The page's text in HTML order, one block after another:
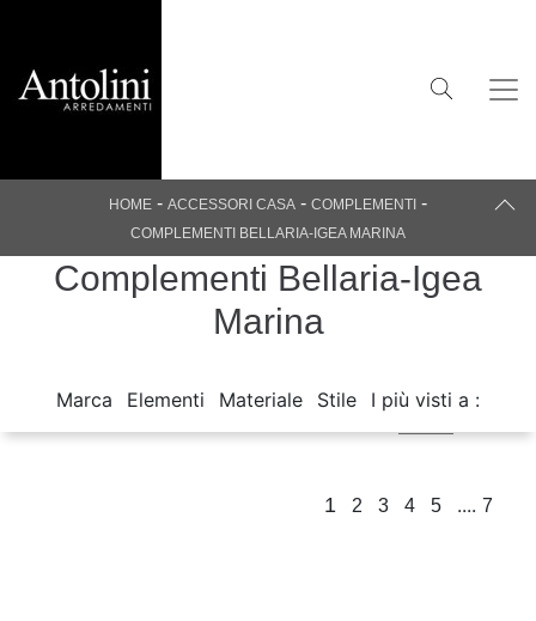
HOME - ACCESSORI CASA - COMPLEMENTI -
COMPLEMENTI BELLARIA-IGEA MARINA
Complementi Bellaria-Igea
Marina
Marca Elementi Materiale Stile I più visti a :
1 2 3 4 5 ....7